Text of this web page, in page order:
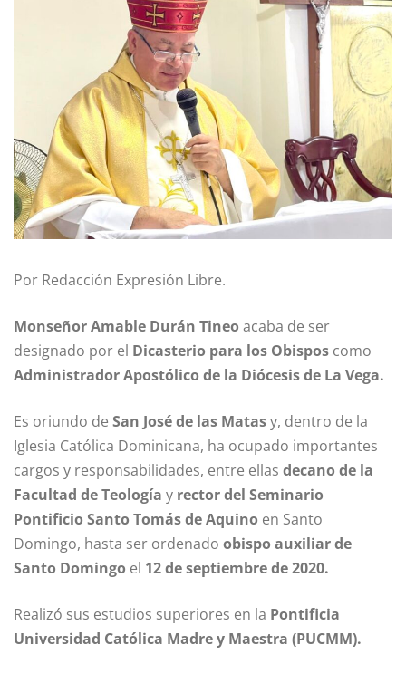
Por Redacción Expresión Libre.
Monseñor Amable Durán Tineo acaba de ser
designado por el Dicasterio para los Obispos como
Administrador Apostólico de la Diócesis de La Vega.
Es oriundo de San José de las Matasy, dentro de la
Iglesia Católica Dominicana, ha ocupado importantes
cargos y responsabilidades, entre ellas decano de la
Facultad de Teología y rector del Seminario
Pontificio Santo Tomás de Aquino en Santo
Domingo, hasta ser ordenado obispo auxiliar de
Santo Domingo el 12 de septiembre de 2020.
Realizó sus estudios superiores en la Pontificia
Universidad Católica Madre y Maestra (PUCMM).